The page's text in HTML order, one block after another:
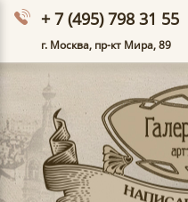
+ 7 (495) 798 31 55
г. Москва, пр-кт Мира, 89